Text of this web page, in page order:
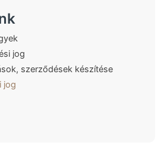
jog
szerződések készítése
jog